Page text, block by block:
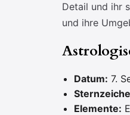
Detail und ihr
und ihre
Datum: 7.
Elemente: